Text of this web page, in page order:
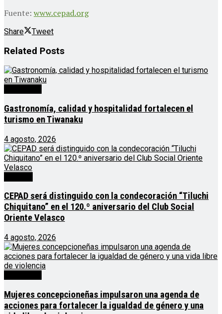
Fuente: www.cepad.org
Share Tweet
Related Posts
Gastronomía, calidad y hospitalidad fortalecen el
turismo en Tiwanaku
4 agosto, 2026
CEPAD será distinguido con la condecoración “Tiluchi
Chiquitano” en el 120.º aniversario del Club Social
Oriente Velasco
4 agosto, 2026
Mujeres concepcioneñas impulsaron una agenda de
acciones para fortalecer la igualdad de género y una